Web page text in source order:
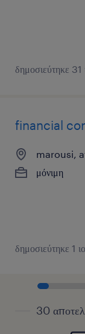
δημοσιεύτηκε
financial
marousi,
μόνιμη
δημοσιεύτηκε 1
30